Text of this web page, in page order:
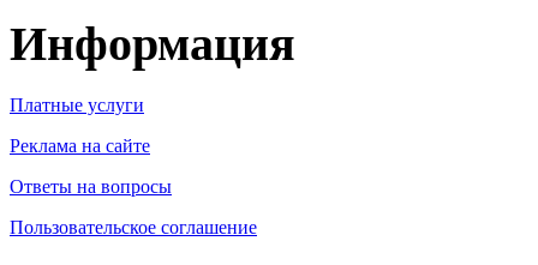
Информация
Платные услуги
Реклама на сайте
Ответы на вопросы
Пользовательское соглашение